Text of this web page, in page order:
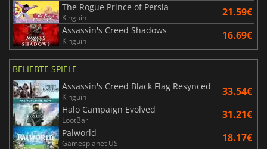
The Rogue Prince of Persia
Kinguin 21.59€
Assassin's Creed Shadows
Kinguin 16.69€
BELIEBTE SPIELE
Assassin's Creed Black Flag Resynced
Kinguin 33.54€
Halo Campaign Evolved
LootBar 31.21€
Palworld
Gamesplanet US 18.17€